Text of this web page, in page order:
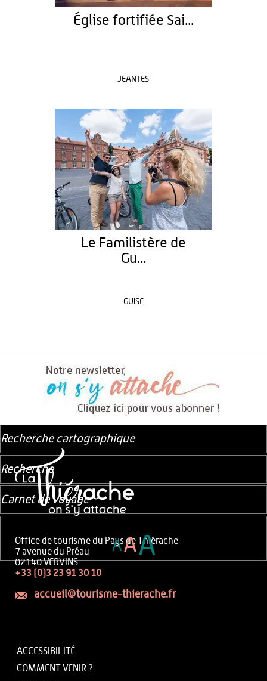
Église fortifiée Sai...
JEANTES
Le Familistère de
Gu...
GUISE
Office de tourisme du Pays de Thiérache
7 avenue du Préau
02140 VERVINS
+33 (0)3 23 91 30 10
accueil@tourisme-thierache.fr
ACCESSIBILITÉ
COMMENT VENIR ?
Recherche cartographique
Recherche
Carnet de voyage
AAA